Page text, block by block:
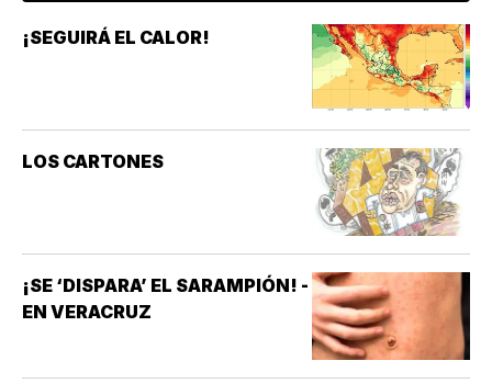
¡SEGUIRÁ EL CALOR!
LOS CARTONES
¡SE ‘DISPARA’ EL SARAMPIÓN! -
EN VERACRUZ